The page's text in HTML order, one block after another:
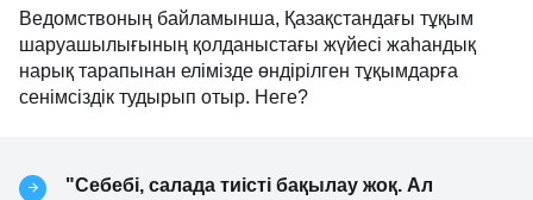
Ведомствоның байламынша, Қазақстандағы тұқым
шаруашылығының қолданыстағы жүйесі жаһандық
нарық тарапынан елімізде өндірілген тұқымдарға
сенімсіздік тудырып отыр. Неге?
"Себебі, салада тиісті бақылау жоқ. Ал